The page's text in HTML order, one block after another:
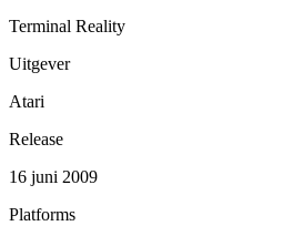
Terminal Reality
Uitgever
Atari
Release
16 juni 2009
Platforms